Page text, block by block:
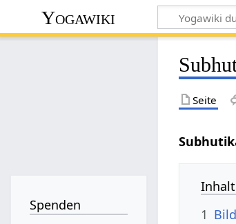
Yogawiki
Seite
1
Spenden